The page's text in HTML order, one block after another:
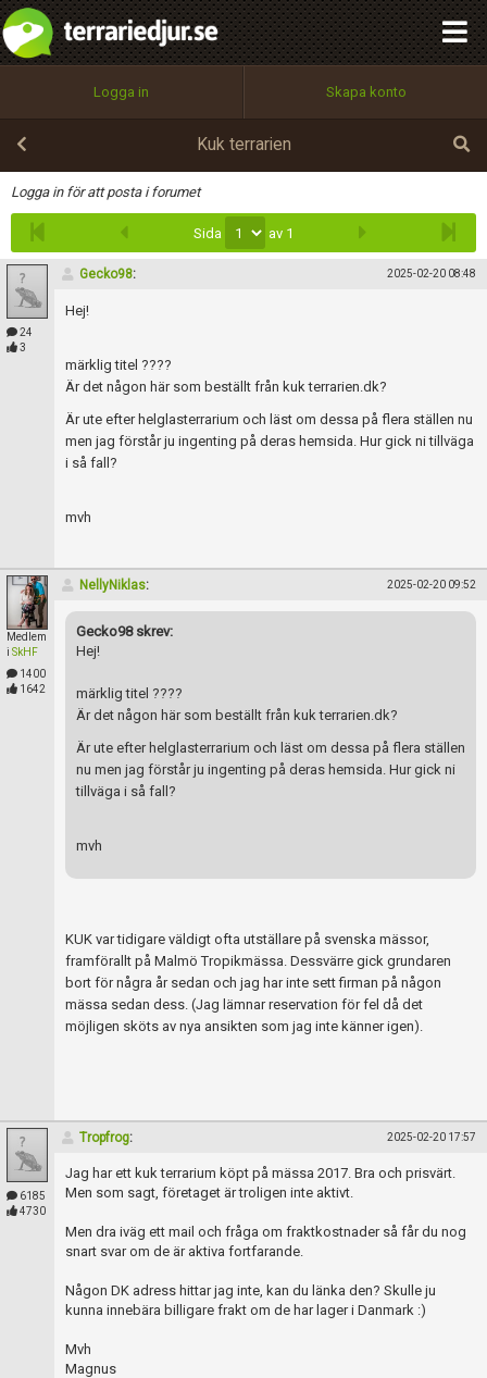
Logga in Skapa konto
Kuk terrarien
Logga in för att posta i forumet
Sida av 1
24
3
Gecko98: 2025-02-20 08:48
Hej!
märklig titel ????
Är det någon här som beställt från kuk terrarien.dk?
Är ute efter helglasterrarium och läst om dessa på flera ställen nu
men jag förstår ju ingenting på deras hemsida. Hur gick ni tillväga
i så fall?
mvh
Medlem
i SkHF
1400
1642
NellyNiklas: 2025-02-20 09:52
Gecko98 skrev:
Hej!
märklig titel ????
Är det någon här som beställt från kuk terrarien.dk?
Är ute efter helglasterrarium och läst om dessa på flera ställen
nu men jag förstår ju ingenting på deras hemsida. Hur gick ni
tillväga i så fall?
mvh
KUK var tidigare väldigt ofta utställare på svenska mässor,
framförallt på Malmö Tropikmässa. Dessvärre gick grundaren
bort för några år sedan och jag har inte sett firman på någon
mässa sedan dess. (Jag lämnar reservation för fel då det
möjligen sköts av nya ansikten som jag inte känner igen).
6185
4730
Tropfrog: 2025-02-20 17:57
Jag har ett kuk terrarium köpt på mässa 2017. Bra och prisvärt.
Men som sagt, företaget är troligen inte aktivt.
Men dra iväg ett mail och fråga om fraktkostnader så får du nog
snart svar om de är aktiva fortfarande.
Någon DK adress hittar jag inte, kan du länka den? Skulle ju
kunna innebära billigare frakt om de har lager i Danmark :)
Mvh
Magnus
Infoga
Utför
100%
OK
integritetspolicy
Namn:
Epost:
Användarnamn:
Lösenord:
Privacy Policy
Terms of Service
Begär nytt lösenord
Tillbaka till förstasidan